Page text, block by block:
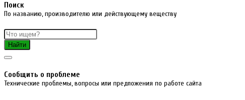
Поиск
По названию, производителю или действующему веществу
Найти
Cообщить о проблеме
Технические проблемы, вопросы или предложения по работе сайта